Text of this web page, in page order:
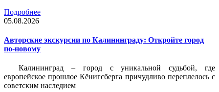
Подробнее
05.08.2026
Авторские экскурсии по Калининграду: Откройте город
по-новому
Калининград – город с уникальной судьбой, где
европейское прошлое Кёнигсберга причудливо переплелось с
советским наследием